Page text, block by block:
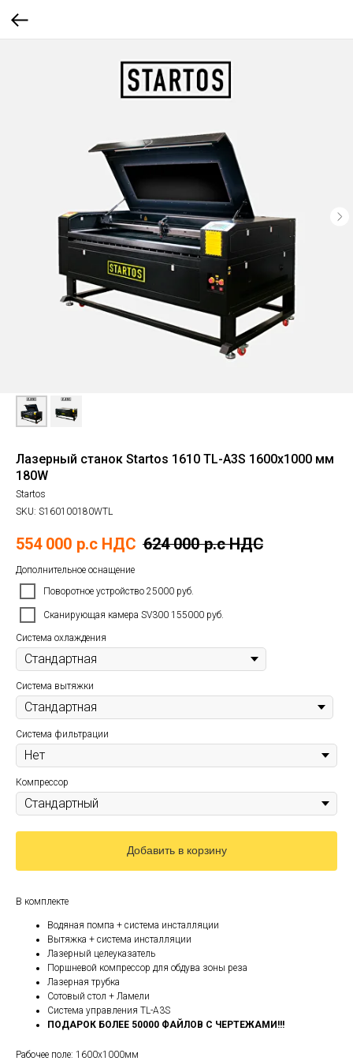
Лазерный станок Startos 1610 TL-A3S 1600х1000 мм
180W
Startos
SKU: S160100180WTL
554 000 р.c НДС 624 000 р.c НДС
Дополнительное оснащение
Поворотное устройство 25000 руб.
Сканирующая камера SV300 155000 руб.
Система охлаждения
Система вытяжки
Система фильтрации
Компрессор
Добавить в корзину
В комплекте
Водяная помпа + система инсталляции
Вытяжка + система инсталляции
Лазерный целеуказатель
Поршневой компрессор для обдува зоны реза
Лазерная трубка
Сотовый стол + Ламели
Система управления TL-A3S
ПОДАРОК БОЛЕЕ 50000 ФАЙЛОВ С ЧЕРТЕЖАМИ!!!
Рабочее поле: 1600х1000мм